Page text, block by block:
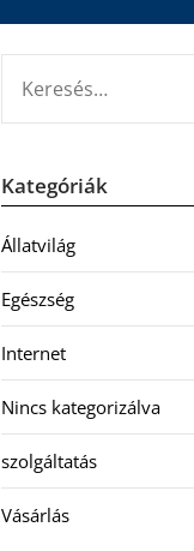
Kategóriák
Állatvilág
Egészség
Internet
Nincs kategorizálva
szolgáltatás
Vásárlás